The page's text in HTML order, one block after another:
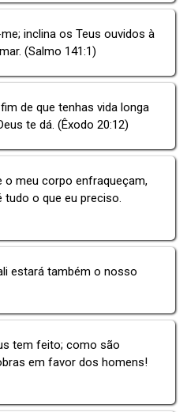
inclina os Teus ouvidos à
(Salmo 141:1)
de que tenhas vida longa
te dá. (Êxodo 20:12)
o meu corpo enfraqueçam,
tudo o que eu preciso.
estará também o nosso
tem feito; como são
em favor dos homens!